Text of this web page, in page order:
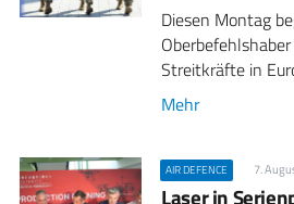
Diesen Montag
Streitkräfte in
Mehr
AIR DEFENCE 7.
Laser in